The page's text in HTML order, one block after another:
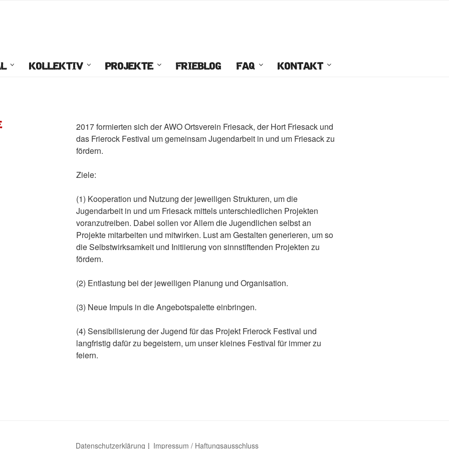
KOLLEKTIV PROJEKTE FRIEBLOG FAQ KONTAKT
2017 formierten sich der AWO Ortsverein Friesack, der Hort Friesack und
das Frierock Festival um gemeinsam Jugendarbeit in und um Friesack zu
fördern.
Ziele:
(1) Kooperation und Nutzung der jeweiligen Strukturen, um die
Jugendarbeit in und um Friesack mittels unterschiedlichen Projekten
voranzutreiben. Dabei sollen vor Allem die Jugendlichen selbst an
Projekte mitarbeiten und mitwirken. Lust am Gestalten generieren, um so
die Selbstwirksamkeit und Initiierung von sinnstiftenden Projekten zu
fördern.
(2) Entlastung bei der jeweiligen Planung und Organisation.
(3) Neue Impuls in die Angebotspalette einbringen.
(4) Sensibilisierung der Jugend für das Projekt Frierock Festival und
langfristig dafür zu begeistern, um unser kleines Festival für immer zu
feiern.
Datenschutzerklärung Impressum / Haftungsausschluss